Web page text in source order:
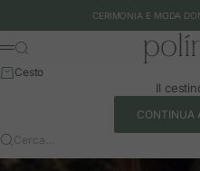
CERIMONIA E MODA
Polín et
Menu
Cerca
Cesto
Il
CONTINUA
Cerca…